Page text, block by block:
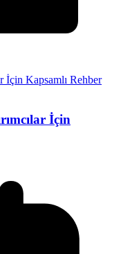
İçin